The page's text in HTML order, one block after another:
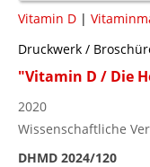
Vitamin D |
Druckwerk /
"Vitamin D / Die
2020
Wissenschaftliche
DHMD 2024/120